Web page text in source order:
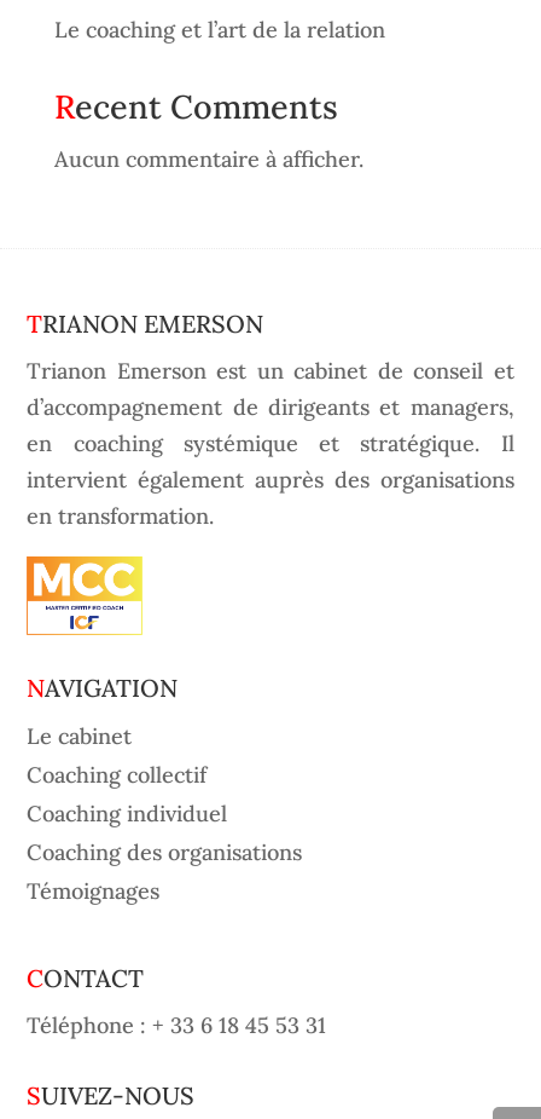
Le coaching et l’art de la relation
Recent Comments
Aucun commentaire à afficher.
TRIANON EMERSON
Trianon Emerson est un cabinet de conseil et
d’accompagnement de dirigeants et managers,
en coaching systémique et stratégique. Il
intervient également auprès des organisations
en transformation.
NAVIGATION
Le cabinet
Coaching collectif
Coaching individuel
Coaching des organisations
Témoignages
CONTACT
Téléphone :+ 33 6 18 45 53 31
SUIVEZ-NOUS